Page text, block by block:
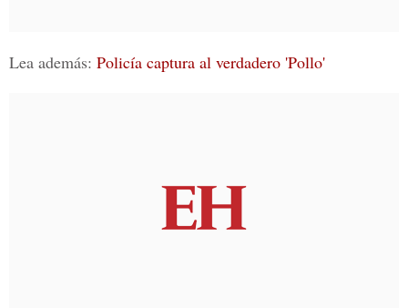
Lea además: Policía captura al verdadero 'Pollo'